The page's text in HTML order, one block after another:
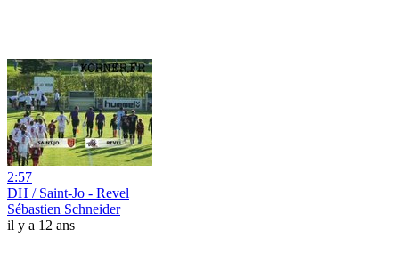
2:57
DH / Saint-Jo - Revel
Sébastien Schneider
il y a 12 ans